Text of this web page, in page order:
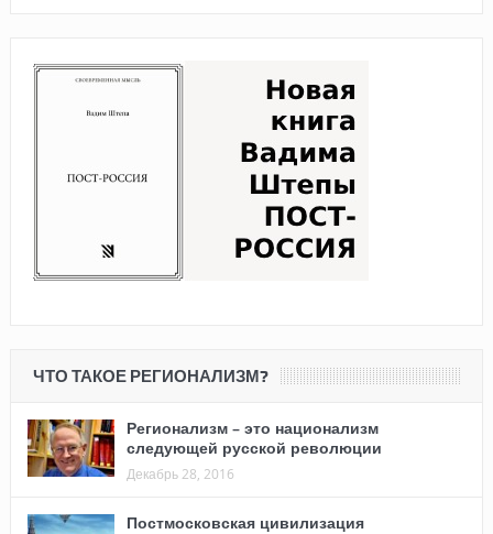
ЧТО ТАКОЕ РЕГИОНАЛИЗМ?
Регионализм – это национализм
следующей русской революции
Декабрь 28, 2016
Постмосковская цивилизация